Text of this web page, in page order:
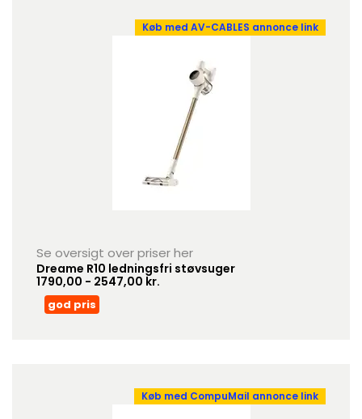
Køb med AV-CABLES annonce link
Se oversigt over priser her
Dreame R10 ledningsfri støvsuger
1790,00 - 2547,00 kr.
god pris
Køb med CompuMail annonce link